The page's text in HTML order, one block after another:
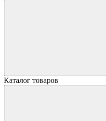
Каталог товаров